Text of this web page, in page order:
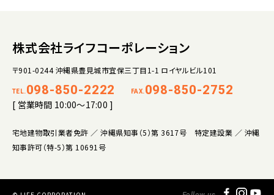
株式会社ライフコーポレーション
〒901-0244 沖縄県豊見城市宜保三丁目1-1 ロイヤルビル101
TEL. 098-850-2222 FAX. 098-850-2752
[ 営業時間 10:00～17:00 ]
宅地建物取引業者免許 ／ 沖縄県知事（5）第 3617号 特定建設業 ／ 沖縄
知事許可（特-5）第 10691号